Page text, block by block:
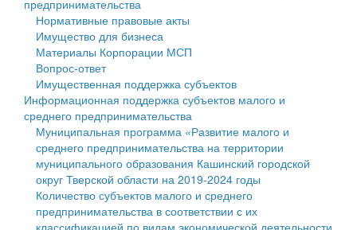
Государственные услуги
Промышленность и АПК
Экономика и бизнес
...
Символика
Устав
Гостям округа
Туризм
Культура
Образование
Здравоохранение
муниципального округа Тверской области
Администрация Кашинского муниципального округа
Тверской области
Управление сельскими территориями
Открытые данные
Работа с обращениями граждан
Муниципальный контроль
Финансовое управление
Бюджет для граждан
Имущество
Выявление правообладателей ранее учтенных
объектов недвижимости
Имущественная поддержка субъектов малого и
среднего предпринимательства
предпринимательства
Нормативные правовые акты
Имущество для бизнеса
Материалы Корпорации МСП
Вопрос-ответ
Имущественная поддержка субъектов
Информационная поддержка субъектов малого и
среднего предпринимательства
Муниципальная программа «Развитие малого и
среднего предпринимательства на территории
муниципального образования Кашинский городской
округ Тверской области на 2019-2024 годы
Количество субъектов малого и среднего
предпринимательства в соответствии с их
классификацией по видам экономической деятельности